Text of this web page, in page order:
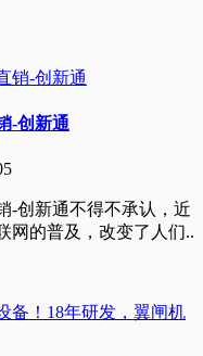
-创新通
-创新通不得不承认，近
网的普及，改变了人们..